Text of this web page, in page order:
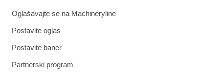
Oglašavajte se na Machineryline
Postavite oglas
Postavite baner
Partnerski program